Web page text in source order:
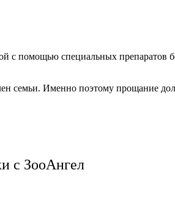
с помощью специальных препаратов
семьи. Именно поэтому прощание
с ЗооАнгел